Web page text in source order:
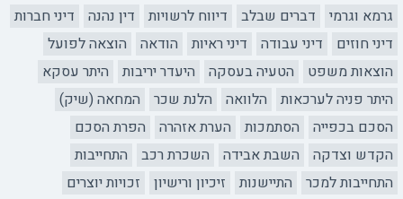
גרמא וגרמי
דברים שבלב דיווח לרשויות דין נהנה
דיני חברות
דיני חוזים
דיני עבודה דיני ראיות הודאה
הוצאה לפועל
הוצאות משפט
הטעיה בעסקה היעדר יריבות
היתר עסקא
היתר פניה לערכאות
הלוואה הלנת שכר
המחאה (שיק)
הסכם בכפייה
הסתמכות הערת אזהרה
הפרת הסכם
הקדש וצדקה
השבת אבידה השכרת רכב
התחייבות
התחייבות למכר
התיישנות זיכיון ורישיון
זכויות יוצרים